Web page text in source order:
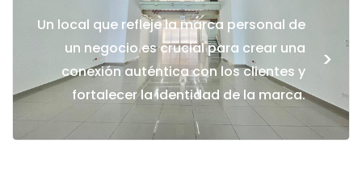
Un local que refleje la marca personal de
un negocio es crucial para crear una
conexión auténtica con los clientes y
fortalecer la identidad de la marca.
>